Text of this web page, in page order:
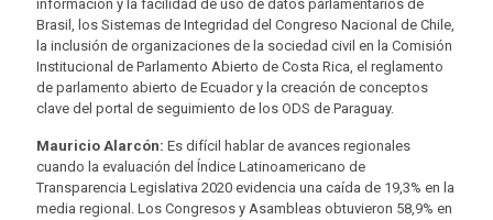
información y la facilidad de uso de datos parlamentarios de
Brasil, los Sistemas de Integridad del Congreso Nacional de Chile,
la inclusión de organizaciones de la sociedad civil en la Comisión
Institucional de Parlamento Abierto de Costa Rica, el reglamento
de parlamento abierto de Ecuador y la creación de conceptos
clave del portal de seguimiento de los ODS de Paraguay.
Mauricio Alarcón: Es difícil hablar de avances regionales
cuando la evaluación del Índice Latinoamericano de
Transparencia Legislativa 2020 evidencia una caída de 19,3% en la
media regional. Los Congresos y Asambleas obtuvieron 58,9% en